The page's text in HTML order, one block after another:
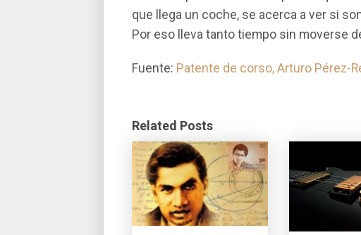
que llega un coche, se acerca a ver si
Por eso lleva tanto tiempo sin moverse
Fuente: Patente de corso, Arturo Pérez-
Related Posts